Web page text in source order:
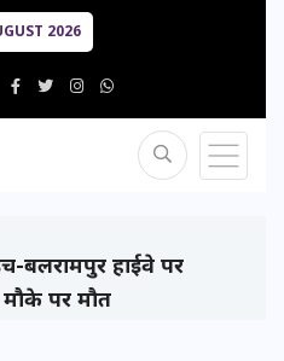
2026
बलरामपुर हाईवे पर
पर मौत